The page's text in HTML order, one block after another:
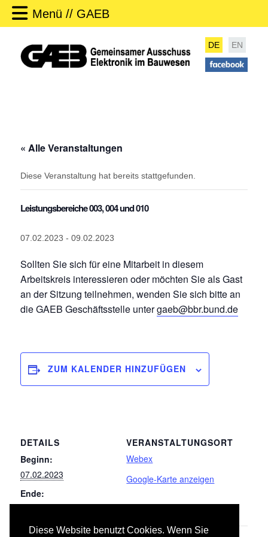
Diese Website benutzt Cookies. Wenn Sie
Menü // GAEB
DE EN
« Alle Veranstaltungen
Diese Veranstaltung hat bereits stattgefunden.
Leistungsbereiche 003, 004 und 010
07.02.2023 - 09.02.2023
Sollten Sie sich für eine Mitarbeit in diesem
Arbeitskreis interessieren oder möchten Sie als Gast
an der Sitzung teilnehmen, wenden Sie sich bitte an
die GAEB Geschäftsstelle untergaeb@bbr.bund.de
ZUM KALENDER HINZUFÜGEN
DETAILS
Beginn:
07.02.2023
Ende:
VERANSTALTUNGSORT
Webex
Google-Karte anzeigen